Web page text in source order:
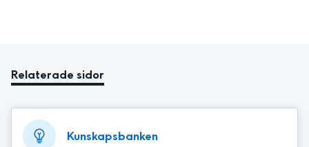
Relaterade sidor
Kunskapsbanken